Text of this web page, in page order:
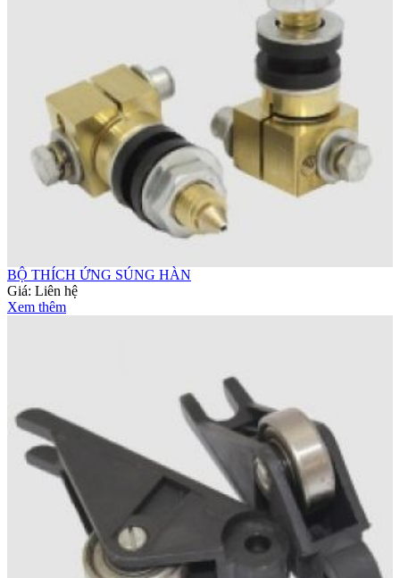
BỘ THÍCH ỨNG SÚNG HÀN
Giá: Liên hệ
Xem thêm